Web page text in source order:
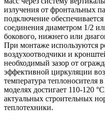
излучения от фронтальных
подключение
соединения диаметром 1/2
бокового, нижнего или
При монтаже используются
воздухоотводчики и
необходимый зазор от
эффективной циркуляции
температура теплоносителя
моделях достигает 110-120
актуальных строительных
теплотехники.